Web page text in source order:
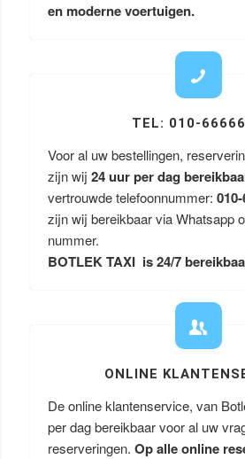
en moderne voertuigen.
TEL: 010-
Voor al uw bestellingen,
zijn wij 24 uur per dag
vertrouwde telefoonnummer:
zijn wij bereikbaar via Whatsapp
nummer.
BOTLEK TAXI is 24/7
ONLINE
De online klantenservice, van
per dag bereikbaar voor al uw
reserveringen. Op alle online